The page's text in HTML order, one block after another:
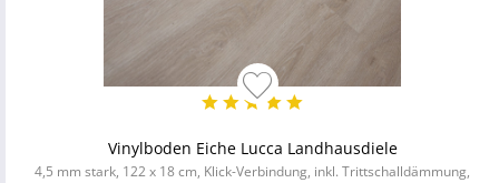
Vinylboden Eiche Lucca Landhausdiele
4,5 mm stark, 122 x 18 cm, Klick-Verbindung, inkl. Trittschalldämmung,